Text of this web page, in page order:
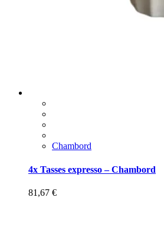
Chambord
4x Tasses expresso – Chambord
81,67 €